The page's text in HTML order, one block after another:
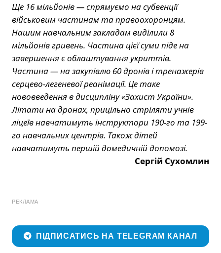
Ще 16 мільйонів — спрямуємо на субвенції
військовим частинам та правоохоронцям.
Нашим навчальним закладам виділили 8
мільйонів гривень. Частина цієї суми піде на
завершення є облаштування укриттів.
Частина — на закупівлю 60 дронів і тренажерів
серцево-легеневої реанімації. Це таке
нововведення в дисципліну «Захист України».
Літати на дронах, прицільно стріляти учнів
ліцеїв навчатимуть інструктори 190-го та 199-
го навчальних центрів. Також дітей
навчатимуть першій домедичній допомозі.
Сергій Сухомлин
РЕКЛАМА
ПІДПИСАТИСЬ НА TELEGRAM КАНАЛ